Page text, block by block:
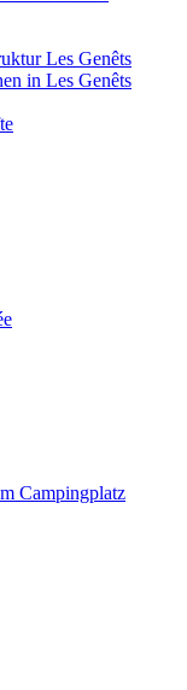
Les Genêts
in Les Genêts
Campingplatz